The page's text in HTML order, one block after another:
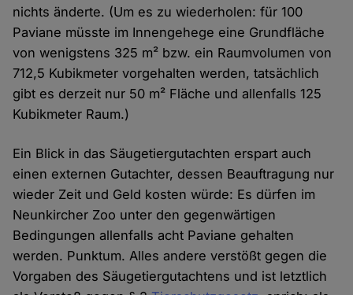
nichts änderte. (Um es zu wiederholen: für 100
Paviane müsste im Innengehege eine Grundfläche
von wenigstens 325 m² bzw. ein Raumvolumen von
712,5 Kubikmeter vorgehalten werden, tatsächlich
gibt es derzeit nur 50 m² Fläche und allenfalls 125
Kubikmeter Raum.)
Ein Blick in das Säugetiergutachten erspart auch
einen externen Gutachter, dessen Beauftragung nur
wieder Zeit und Geld kosten würde: Es dürfen im
Neunkircher Zoo unter den gegenwärtigen
Bedingungen allenfalls acht Paviane gehalten
werden. Punktum. Alles andere verstößt gegen die
Vorgaben des Säugetiergutachtens und ist letztlich